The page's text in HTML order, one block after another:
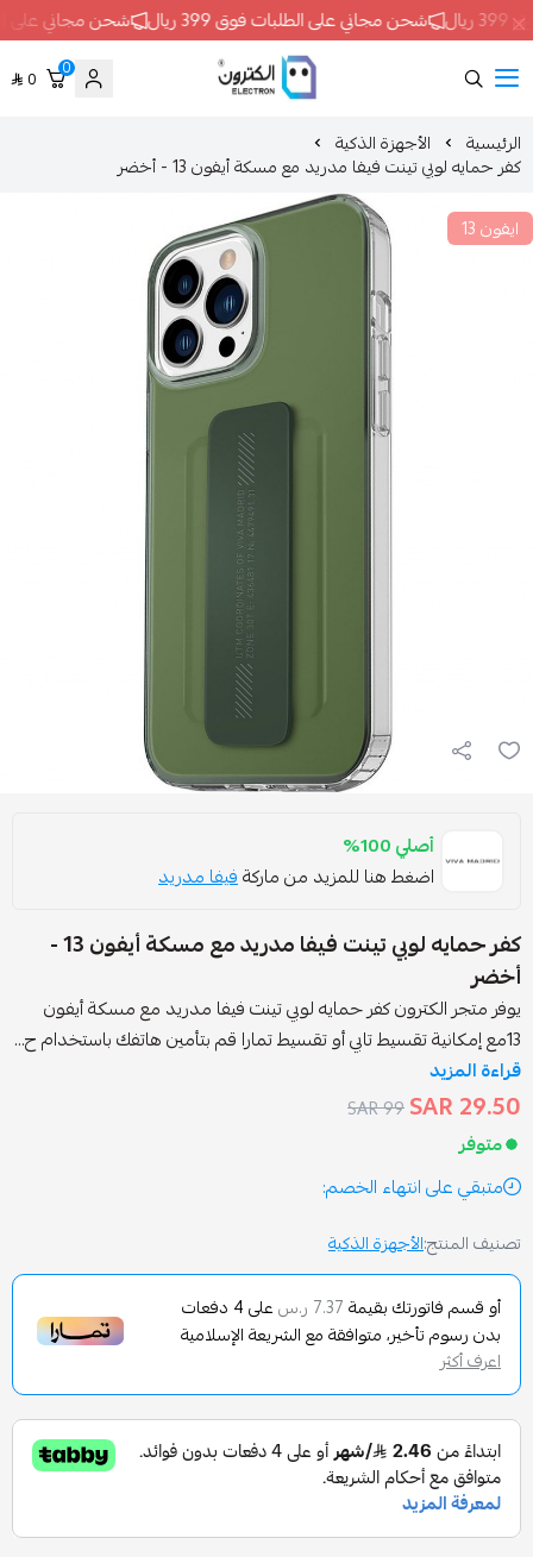
مجاني على الطلبات فوق 399 ريال شحن مجاني على الطلبات فوق 399 ريال
الأجهزة الذكية
فيفا مدريد مع مسكة أيفون 13 - أخضر
هنا للمزيد من ماركةفيفا مدريد
كفر حمايه لوبي تينت فيفا مدريد مع مسكة أيفون 13 -
كفر حمايه لوبي تينت فيفا مدريد مع مسكة أيفون
99 SAR
الخصم:
الأجهزة الذكية
بقيمة 7.37 ر.س على4دفعات
متوافقة مع الشريعة الإسلامية